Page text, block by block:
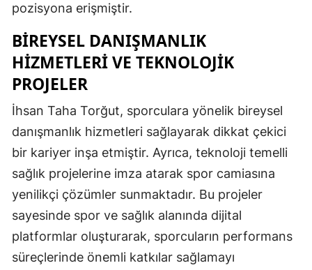
pozisyona erişmiştir.
BIREYSEL DANIŞMANLIK
HIZMETLERI VE TEKNOLOJIK
PROJELER
İhsan Taha Torğut, sporculara yönelik bireysel
danışmanlık hizmetleri sağlayarak dikkat çekici
bir kariyer inşa etmiştir. Ayrıca, teknoloji temelli
sağlık projelerine imza atarak spor camiasına
yenilikçi çözümler sunmaktadır. Bu projeler
sayesinde spor ve sağlık alanında dijital
platformlar oluşturarak, sporcuların performans
süreçlerinde önemli katkılar sağlamayı